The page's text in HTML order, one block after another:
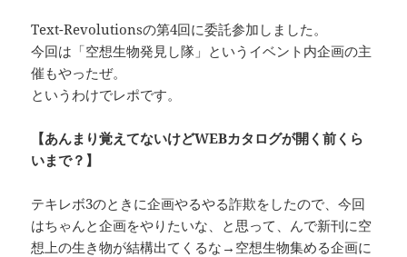
Text-Revolutionsの第4回に委託参加しました。
今回は「空想生物発見し隊」というイベント内企画の主
催もやったぜ。
というわけでレポです。
【あんまり覚えてないけどWEBカタログが開く前くら
いまで？】
テキレボ3のときに企画やるやる詐欺をしたので、今回
はちゃんと企画をやりたいな、と思って、んで新刊に空
想上の生き物が結構出てくるな→空想生物集める企画に